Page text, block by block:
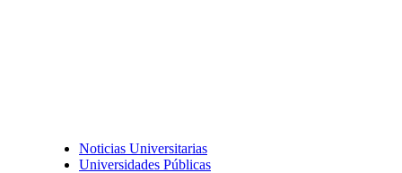
Noticias Universitarias
Universidades Públicas